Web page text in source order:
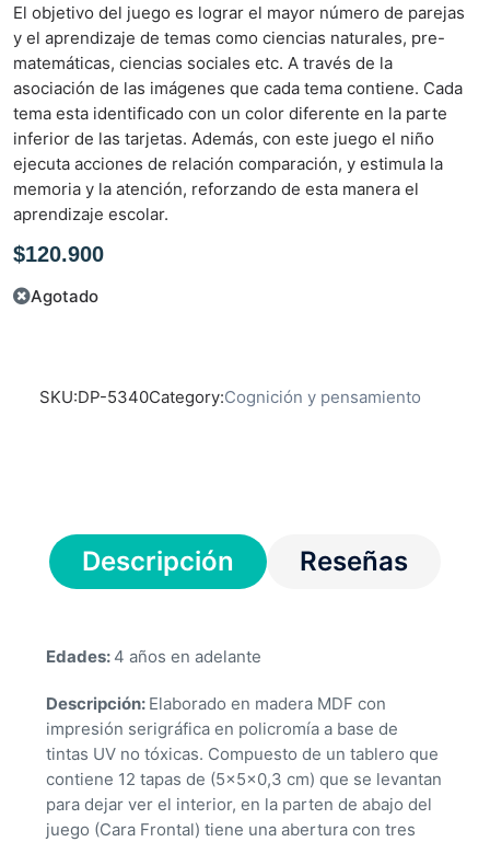
a
d
o
e
n
0
d
e
5
El objetivo del juego es lograr el mayor número de parejas
y el aprendizaje de temas como ciencias naturales, pre-
matemáticas, ciencias sociales etc. A través de la
asociación de las imágenes que cada tema contiene. Cada
tema esta identificado con un color diferente en la parte
inferior de las tarjetas. Además, con este juego el niño
ejecuta acciones de relación comparación, y estimula la
memoria y la atención, reforzando de esta manera el
aprendizaje escolar.
$120.900
Agotado
SKU:DP-5340Category:Cognición y pensamiento
Descripción Reseñas
Edades: 4 años en adelante
Descripción: Elaborado en madera MDF con
impresión serigráfica en policromía a base de
tintas UV no tóxicas. Compuesto de un tablero que
contiene 12 tapas de (5x5x0,3 cm) que se levantan
para dejar ver el interior, en la parten de abajo del
juego (Cara Frontal) tiene una abertura con tres